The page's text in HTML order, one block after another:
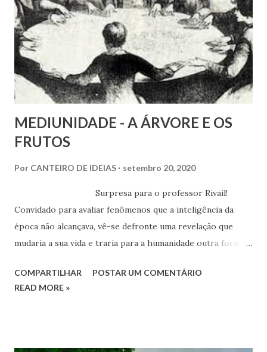
MEDIUNIDADE - A ÁRVORE E OS
FRUTOS
Por CANTEIRO DE IDEIAS setembro 20, 2020
Surpresa para o professor Rivail!
Convidado para avaliar fenômenos que a inteligência da
época não alcançava, vê-se defronte uma revelação que
mudaria a sua vida e traria para a humanidade outra forma
conosco”. A faculdade humana para explicar tal possibilidade
se chama Mediunidade e aqueles que a possuem, Médiuns.
COMPARTILHAR
POSTAR UM COMENTÁRIO
READ MORE »